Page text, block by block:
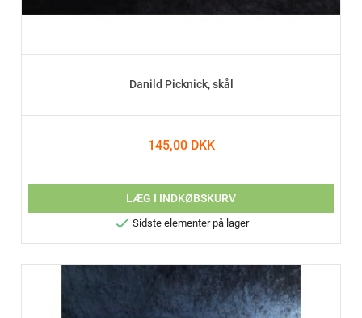
Danild Picknick, skål
145,00 DKK
LÆG I INDKØBSKURV
 Sidste elementer på lager